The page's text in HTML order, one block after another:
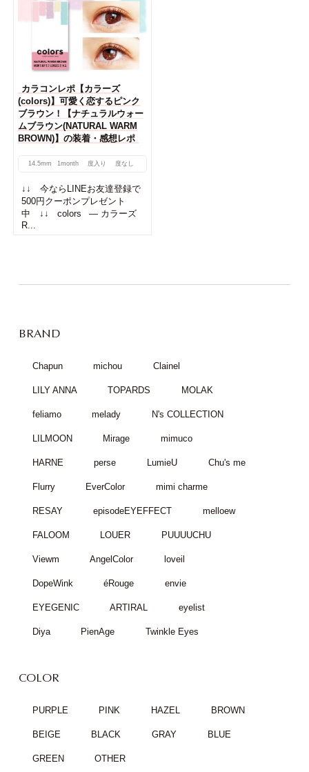
カラコンレポ【カラーズ
(colors)】可愛く恋するピンク
ブラウン！【ナチュラルウォー
ムブラウン(NATURAL WARM
BROWN)】の装着・感想レポ
14.5mm 1month 度入り 度なし
↓↓ 今ならLINEお友達登録で
500円クーポンプレゼント
中 ↓↓ colors — カラーズ
R...
BRAND
Chapun michou Clainel
LILY ANNA TOPARDS MOLAK
feliamo melady N's COLLECTION
LILMOON Mirage mimuco
HARNE perse LumieU Chu's me
Flurry EverColor mimi charme
RESAY episodeEYEFFECT melloew
FALOOM LOUER PUUUUCHU
Viewm AngelColor loveil
DopeWink éRouge envie
EYEGENIC ARTIRAL eyelist
Diya PienAge Twinkle Eyes
COLOR
PURPLE PINK HAZEL BROWN
BEIGE BLACK GRAY BLUE
GREEN OTHER